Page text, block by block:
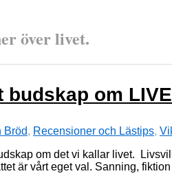
över livet.
om
Bröd, Recensioner och Lästips,
om det vi kallar livet.
är vårt eget val. Sanning,